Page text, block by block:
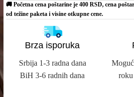
🚚 Početna cena poštarine je 400 RSD, cena
od težine paketa i visine otkupne cene.
Brza isporuka
Srbija 1-3 radna dana
BiH 3-6 radnih dana
roku